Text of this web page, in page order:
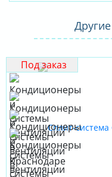
Под заказ